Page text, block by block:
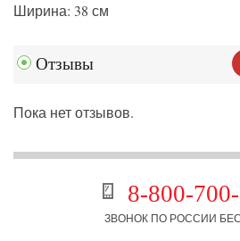
Ширина: 38 см
Отзывы
Пока нет отзывов.
8-800-
ЗВОНОК ПО РОССИИ